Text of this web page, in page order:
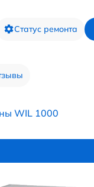
Статус ремонта
WIL 1000